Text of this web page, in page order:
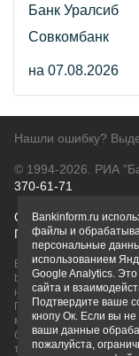
Банк Уралсиб
Совкомбанк
на 07.08.2026
Нашли ошибку?
© 1994-2026. РИА
370-61-71
О проектеПолитика
Правовая
Вся информация о
bankinform.ru, носит
не является
ГК РФ. Информация не
может быть изменена.
банков или при личном
товарные знаки
Bankinform.ru
файлы и
персональные
использованием
Google Analytics.
сайта и
Подтвердите ваше
кнопу Ок. Если вы не
ваши данные
пожалуйста,